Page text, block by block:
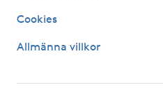
Cookies
Allmänna villkor